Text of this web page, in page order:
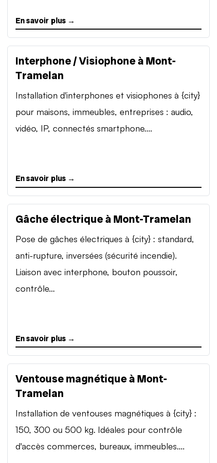
En savoir plus →
Interphone / Visiophone à Mont-
Tramelan
Installation d'interphones et visiophones à {city}
pour maisons, immeubles, entreprises : audio,
vidéo, IP, connectés smartphone....
En savoir plus →
Gâche électrique à Mont-Tramelan
Pose de gâches électriques à {city} : standard,
anti-rupture, inversées (sécurité incendie).
Liaison avec interphone, bouton poussoir,
contrôle...
En savoir plus →
Ventouse magnétique à Mont-
Tramelan
Installation de ventouses magnétiques à {city} :
150, 300 ou 500 kg. Idéales pour contrôle
d'accès commerces, bureaux, immeubles....